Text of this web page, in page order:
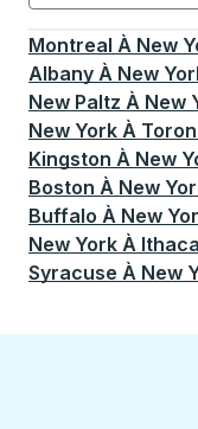
Actuellement
Montreal À New
Albany À New
New Paltz À New
New York À
Kingston À New
Boston À New
Buffalo À New
New York À Ithaca
Syracuse À New